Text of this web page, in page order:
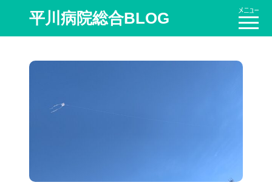
平川病院総合BLOG